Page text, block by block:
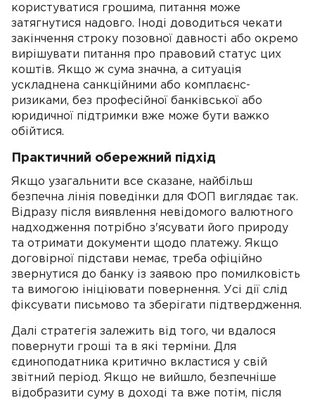
користуватися грошима, питання може
затягнутися надовго. Іноді доводиться чекати
закінчення строку позовної давності або окремо
вирішувати питання про правовий статус цих
коштів. Якщо ж сума значна, а ситуація
ускладнена санкційними або комплаєнс-
ризиками, без професійної банківської або
юридичної підтримки вже може бути важко
обійтися.
Практичний обережний підхід
Якщо узагальнити все сказане, найбільш
безпечна лінія поведінки для ФОП виглядає так.
Відразу після виявлення невідомого валютного
надходження потрібно з'ясувати його природу
та отримати документи щодо платежу. Якщо
договірної підстави немає, треба офіційно
звернутися до банку із заявою про помилковість
та вимогою ініціювати повернення. Усі дії слід
фіксувати письмово та зберігати підтвердження.
Далі стратегія залежить від того, чи вдалося
повернути гроші та в які терміни. Для
єдиноподатника критично вкластися у свій
звітний період. Якщо не вийшло, безпечніше
відобразити суму в доході та вже потім, після